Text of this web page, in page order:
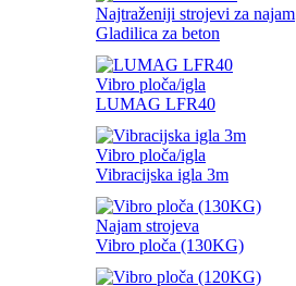
Najtraženiji strojevi za najam
Gladilica za beton
Vibro ploča/igla
LUMAG LFR40
Vibro ploča/igla
Vibracijska igla 3m
Najam strojeva
Vibro ploča (130KG)